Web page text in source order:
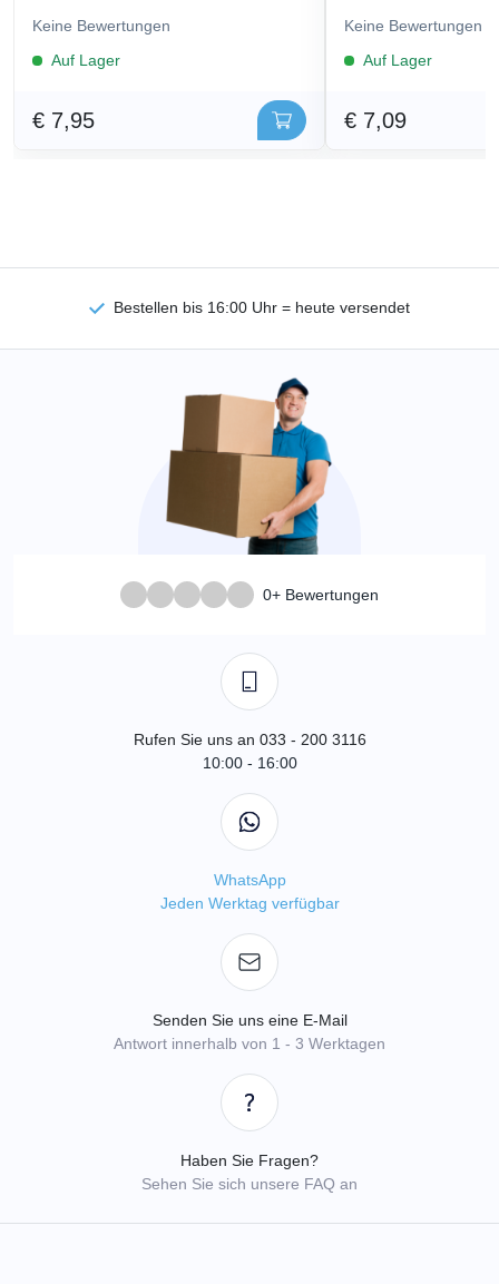
Keine Bewertungen
Auf Lager
€ 7,95
Keine Bewertungen
Auf Lager
€ 7,09
Bestellen bis 16:00 Uhr = heute versendet
0+ Bewertungen
Rufen Sie uns an 033 - 200 3116
10:00 - 16:00
WhatsApp
Jeden Werktag verfügbar
Senden Sie uns eine E-Mail
Antwort innerhalb von 1 - 3 Werktagen
Haben Sie Fragen?
Sehen Sie sich unsere FAQ an